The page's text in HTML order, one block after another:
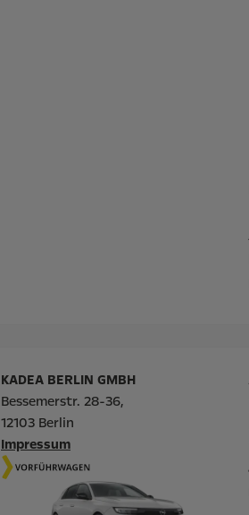
KADEA BERLIN GMBH
Bessemerstr. 28-36,
12103 Berlin
Impressum